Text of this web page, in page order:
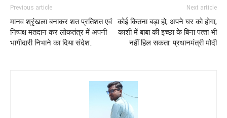
Previous article
मानव श्रृंखला बनाकर शत प्रतिशत एवं
निष्पक्ष मतदान कर लोकतंत्र में अपनी
भागीदारी निभाने का दिया संदेश..
Next article
कोई कितना बड़ा हो, अपने घर को होगा,
काशी में बाबा की इच्‍छा के बिना पत्‍ता भी
नहीं हिल सकता: प्रधानमंत्री मोदी